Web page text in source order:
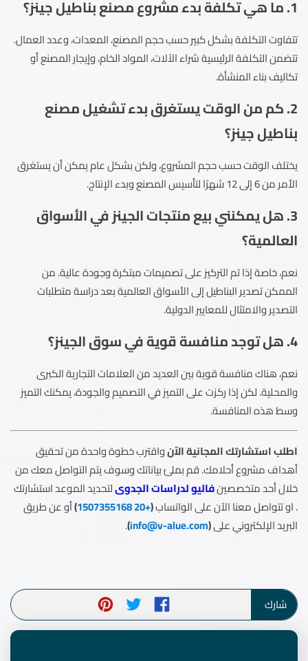
1. ما هي تكلفة بدء مشروع مصنع بناطيل جينز؟
تتفاوت التكلفة بشكل كبير حسب حجم المصنع، المعدات، وعدد العمال.
تتضمن التكلفة الرئيسية شراء الآلات، المواد الخام، وإيجار المصنع أو
تكاليف بناء المنشأة.
2. كم من الوقت يستغرق بدء تشغيل مصنع
بناطيل جينز؟
يختلف الوقت حسب حجم المشروع، ولكن بشكل عام يمكن أن يستغرق
الأمر من 6 إلى 12 شهرًا لتأسيس المصنع وبدء الإنتاج.
3. هل يمكنني بيع منتجات الجينز في الأسواق
العالمية؟
نعم، خاصة إذا تم التركيز على تصميمات مبتكرة وجودة عالية. من
الممكن تصدير البناطيل إلى الأسواق العالمية بعد دراسة متطلبات
التصدير والامتثال للمعايير الدولية.
4. هل توجد منافسة قوية في سوق الجينز؟
نعم، هناك منافسة قوية بين العديد من العلامات التجارية الكبرى
والمحلية. لكن إذا ركزت على التميز في التصميم والجودة، يمكنك التميز
وسط هذه المنافسة.
اطلب استشارتك المجانية الآنواقترب خطوة واحدة من تحقيق
أهداف مشروع أحلامك. قم بملئ بياناتك وسوف يتم التواصل معك من
خلال أحد متخصصينفاليو لدراسات الجدوىلتحديد الموعد استشارتك
. او تتواصل معنا الآن على الواتساب(
+20 1507355168
)أو عن طريق
البريد الإلكتروني على(
info@v-alue.com
)
.
شارك